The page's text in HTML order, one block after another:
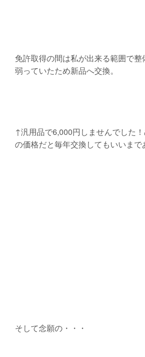
免許取得の間は私が出来る範囲で
弱っていたため新品へ交換。
↑汎用品で6,000円しませんでした
の価格だと毎年交換してもいいまで
そして念願の・・・